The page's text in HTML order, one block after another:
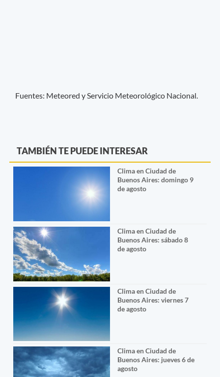
Fuentes: Meteored y Servicio Meteorológico Nacional.
TAMBIÉN TE PUEDE INTERESAR
Clima en Ciudad de
Buenos Aires: domingo 9
de agosto
Clima en Ciudad de
Buenos Aires: sábado 8
de agosto
Clima en Ciudad de
Buenos Aires: viernes 7
de agosto
Clima en Ciudad de
Buenos Aires: jueves 6 de
agosto